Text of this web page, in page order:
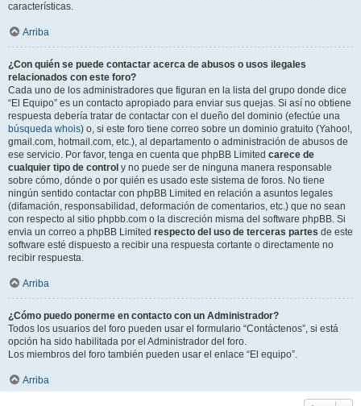
características.
Arriba
¿Con quién se puede contactar acerca de abusos o usos ilegales
relacionados con este foro?
Cada uno de los administradores que figuran en la lista del grupo donde dice
“El Equipo” es un contacto apropiado para enviar sus quejas. Si así no obtiene
respuesta debería tratar de contactar con el dueño del dominio (efectúe una
búsqueda whois) o, si este foro tiene correo sobre un dominio gratuito (Yahoo!,
gmail.com, hotmail.com, etc.), al departamento o administración de abusos de
ese servicio. Por favor, tenga en cuenta que phpBB Limited carece de
cualquier tipo de control y no puede ser de ninguna manera responsable
sobre cómo, dónde o por quién es usado este sistema de foros. No tiene
ningún sentido contactar con phpBB Limited en relación a asuntos legales
(difamación, responsabilidad, deformación de comentarios, etc.) que no sean
con respecto al sitio phpbb.com o la discreción misma del software phpBB. Si
envia un correo a phpBB Limited respecto del uso de terceras partes de este
software esté dispuesto a recibir una respuesta cortante o directamente no
recibir respuesta.
Arriba
¿Cómo puedo ponerme en contacto con un Administrador?
Todos los usuarios del foro pueden usar el formulario “Contáctenos”, si está
opción ha sido habilitada por el Administrador del foro.
Los miembros del foro también pueden usar el enlace “El equipo”.
Arriba